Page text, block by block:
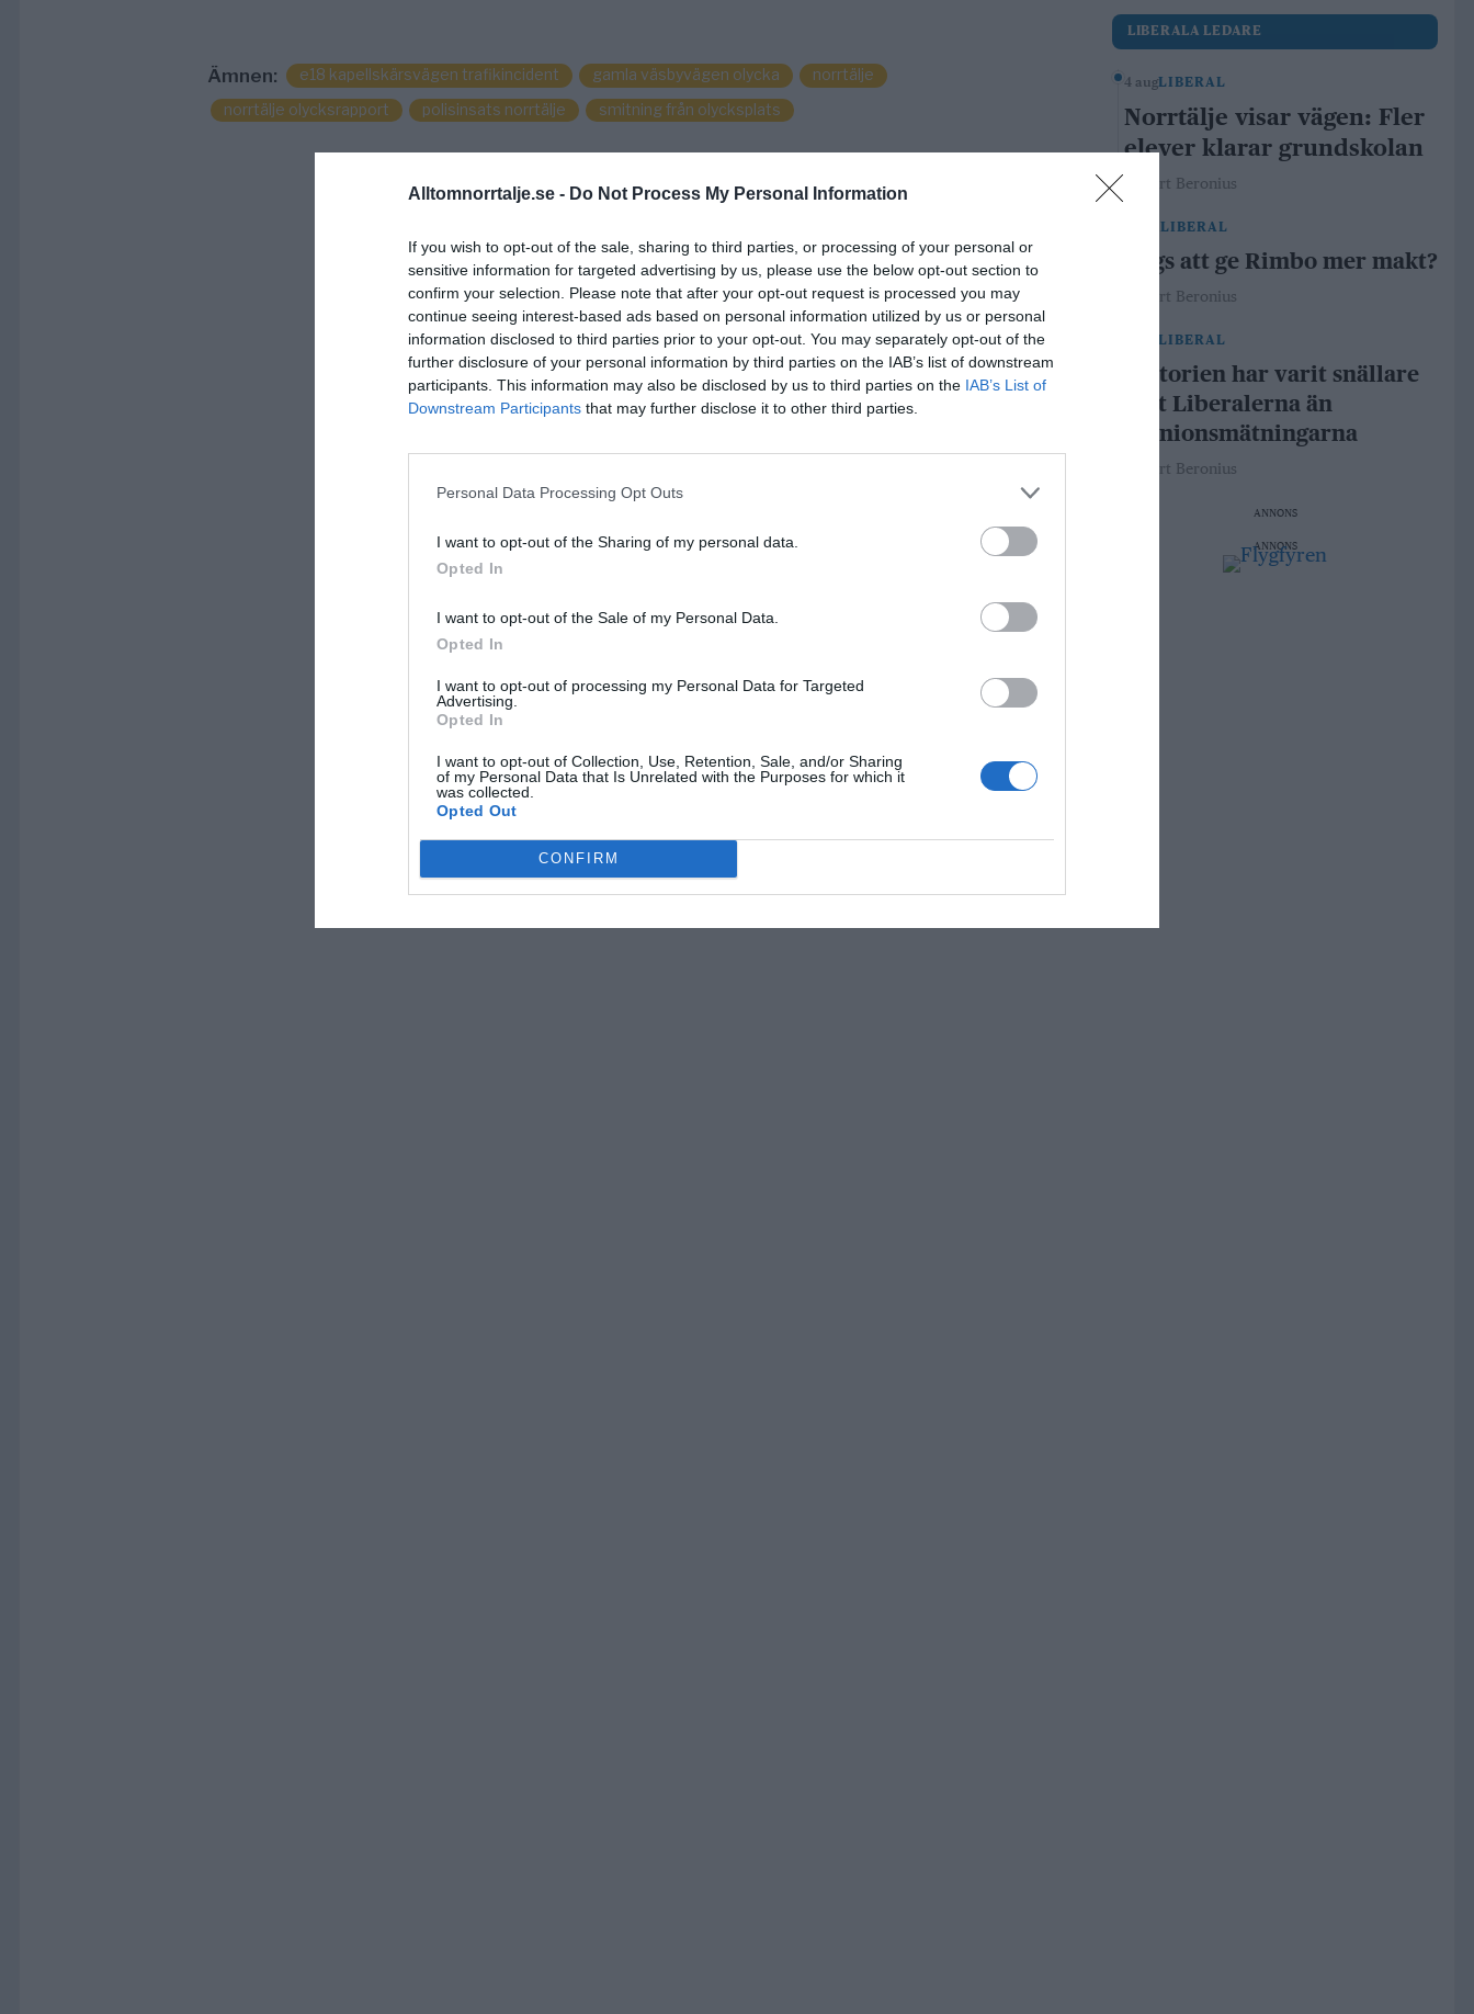
Alltomnorrtalje.se - Do Not Process My Personal Information
If you wish to opt-out of the sale, sharing to third parties, or processing of your personal or
sensitive information for targeted advertising by us, please use the below opt-out section to
confirm your selection. Please note that after your opt-out request is processed you may
continue seeing interest-based ads based on personal information utilized by us or personal
information disclosed to third parties prior to your opt-out. You may separately opt-out of the
further disclosure of your personal information by third parties on the IAB’s list of downstream
participants. This information may also be disclosed by us to third parties on the IAB’s List of
Downstream Participants that may further disclose it to other third parties.
Personal Data Processing Opt Outs
I want to opt-out of the Sharing of my personal data.
Opted In
I want to opt-out of the Sale of my Personal Data.
Opted In
I want to opt-out of processing my Personal Data for Targeted
Advertising.
Opted In
I want to opt-out of Collection, Use, Retention, Sale, and/or Sharing
of my Personal Data that Is Unrelated with the Purposes for which it
was collected.
Opted Out
CONFIRM
Ämnen: e18 kapellskärsvägen trafikincident gamla väsbyvägen olycka
norrtälje
norrtälje olycksrapport
polisinsats norrtälje smitning från olycksplats
LIBERALA LEDARE
4 augLIBERAL
Norrtälje visar vägen: Fler
elever klarar grundskolan
Robert Beronius
29 julLIBERAL
Dags att ge Rimbo mer makt?
Robert Beronius
LIBERAL
Historien har varit snällare
mot Liberalerna än
opinionsmätningarna
Robert Beronius
ANNONS
ANNONS